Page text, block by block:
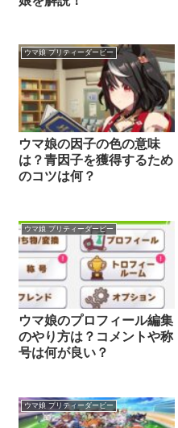
ウマ娘 プリティーダービー
ウマ娘の因子の色の意味
は？青因子を獲得するため
のコツは何？
ウマ娘 プリティーダービー
ウマ娘のプロフィール編集
のやり方は？コメントや称
号は何が良い？
ウマ娘 プリティーダービー